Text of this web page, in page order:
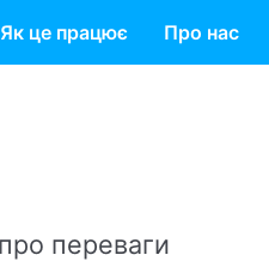
Як це працює Про нас